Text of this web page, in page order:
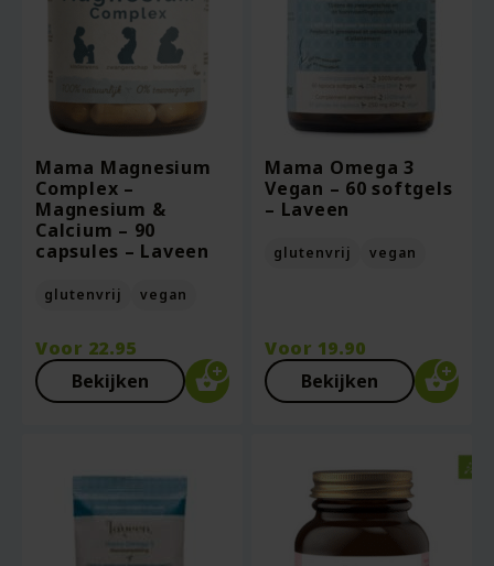
Mama Magnesium
Complex –
Magnesium &
Calcium – 90
capsules – Laveen
glutenvrij vegan
Voor 22.95
Bekijken
Mama Omega 3
Vegan – 60 softgels
– Laveen
glutenvrij vegan
Voor 19.90
Bekijken